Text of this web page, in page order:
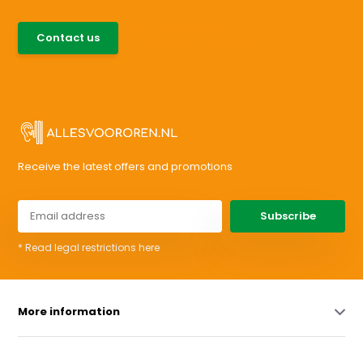
Contact us
Receive the latest offers and promotions
Subscribe
* Read legal restrictions here
More information